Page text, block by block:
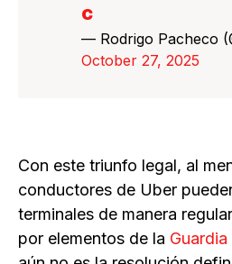
c
— Rodrigo Pacheco
October 27, 2025
Con este triunfo legal, al
conductores de Uber
terminales de manera
por elementos de la